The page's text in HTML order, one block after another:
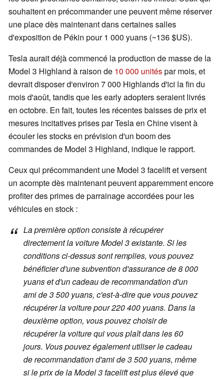
souhaitent en précommander une peuvent même réserver
une place dès maintenant dans certaines salles
d'exposition de Pékin pour 1 000 yuans (~136 $US).
Tesla aurait déjà commencé la production de masse de la
Model 3 Highland à raison de 10 000 unitéspar mois, et
devrait disposer d'environ 7 000 Highlands d'ici la fin du
mois d'août, tandis que les early adopters seraient livrés
en octobre. En fait, toutes les récentes baisses de prix et
mesures incitatives prises par Tesla en Chine visent à
écouler les stocks en prévision d'un boom des
commandes de Model 3 Highland, indique le rapport.
Ceux qui précommandent une Model 3 facelift et versent
un acompte dès maintenant peuvent apparemment encore
profiter des primes de parrainage accordées pour les
véhicules en stock :
La première option consiste à récupérer
directement la voiture Model 3 existante. Si les
conditions ci-dessus sont remplies, vous pouvez
bénéficier d'une subvention d'assurance de 8 000
yuans et d'un cadeau de recommandation d'un
ami de 3 500 yuans, c'est-à-dire que vous pouvez
récupérer la voiture pour 220 400 yuans. Dans la
deuxième option, vous pouvez choisir de
récupérer la voiture qui vous plaît dans les 60
jours. Vous pouvez également utiliser le cadeau
de recommandation d'ami de 3 500 yuans, même
si le prix de la Model 3 facelift est plus élevé que